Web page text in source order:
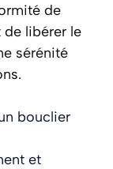
de
libérer le
sérénité
bouclier
et